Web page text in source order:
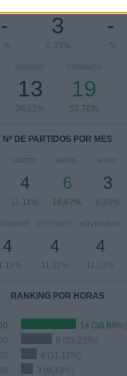
-
%
3
8,33%
-
- %
SÁBADO
13
36,11%
DOMINGO
19
52,78%
Nº DE PARTIDOS POR MES
MARZO
4
11,11%
ABRIL
6
16,67%
MAYO
3
8,33%
4
OCTUBRE
4
11,11%
NOVIEMBRE
4
11,11%
RANKING POR HORAS
14 (38,89%)
8 (22,22%)
4 (11,11%)
3 (8,33%)